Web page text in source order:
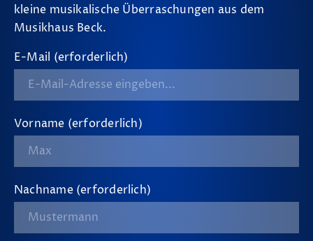
kleine musikalische Überraschungen aus dem
Musikhaus Beck.
E-Mail (erforderlich)
Vorname (erforderlich)
Nachname (erforderlich)